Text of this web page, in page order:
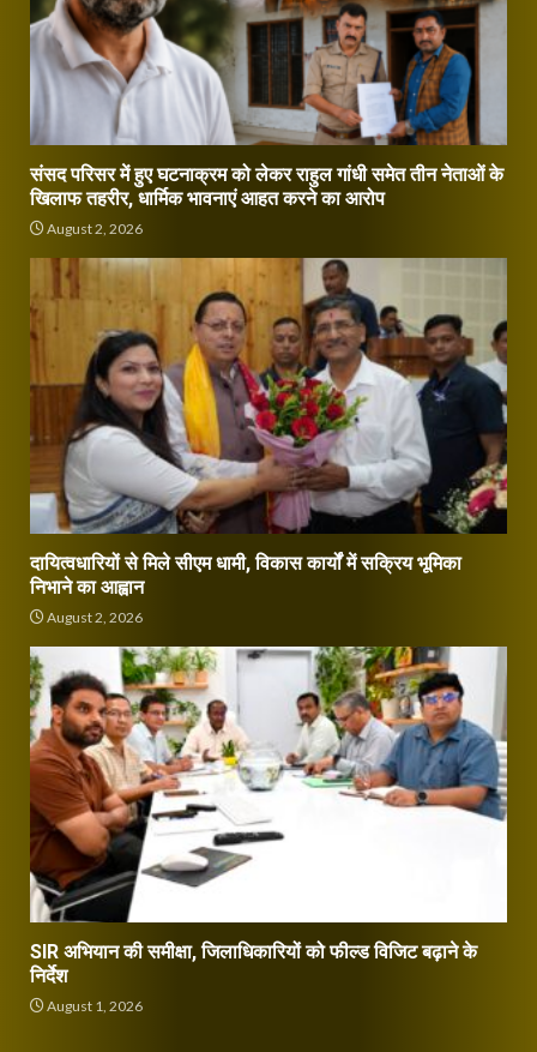
संसद परिसर में हुए घटनाक्रम को लेकर राहुल गांधी समेत तीन नेताओं के
खिलाफ तहरीर, धार्मिक भावनाएं आहत करने का आरोप
August 2, 2026
दायित्वधारियों से मिले सीएम धामी, विकास कार्यों में सक्रिय भूमिका
निभाने का आह्वान
August 2, 2026
SIR अभियान की समीक्षा, जिलाधिकारियों को फील्ड विजिट बढ़ाने के
निर्देश
August 1, 2026